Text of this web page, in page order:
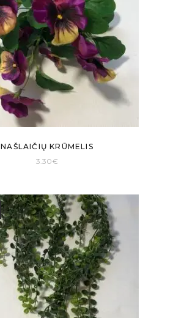
NAŠLAIČIŲ KRŪMELIS
3.30€